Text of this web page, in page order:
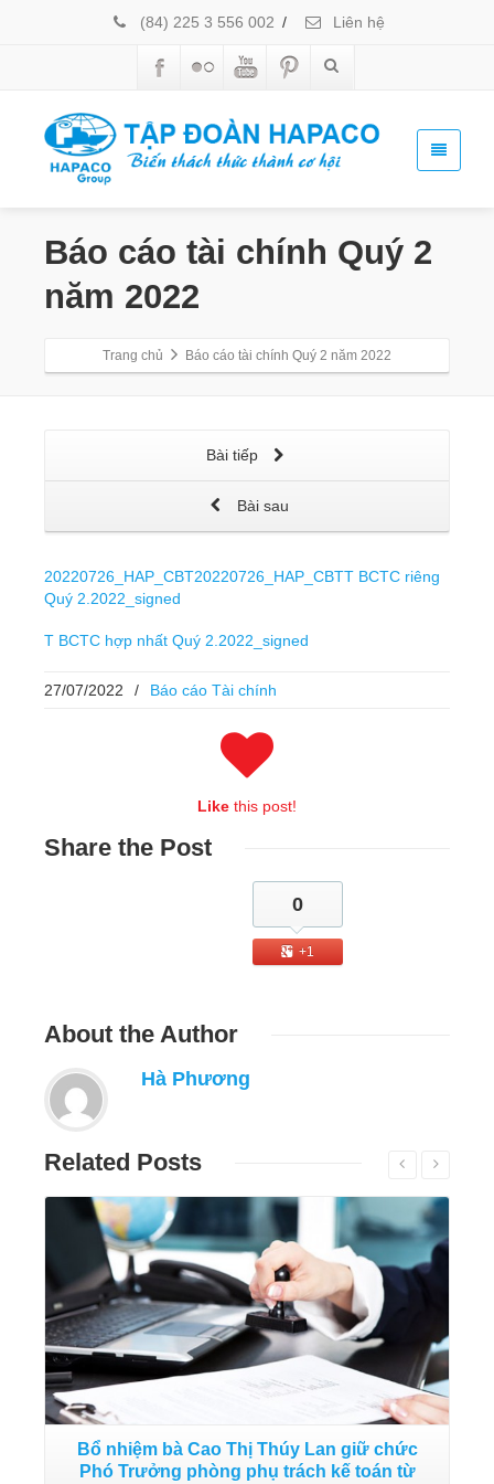
(84) 225 3 556 002 / Liên hệ
Báo cáo tài chính Quý 2
năm 2022
Trang chủ Báo cáo tài chính Quý 2 năm 2022
Bài tiếp
Bài sau
20220726_HAP_CBT20220726_HAP_CBTT BCTC riêng
Quý 2.2022_signed
T BCTC hợp nhất Quý 2.2022_signed
27/07/2022 / Báo cáo Tài chính
Like this post!
Share the Post
0
+1
About the Author
Hà Phương
Related Posts
Bổ nhiệm bà Cao Thị Thúy Lan giữ chức
Phó Trưởng phòng phụ trách kế toán từ